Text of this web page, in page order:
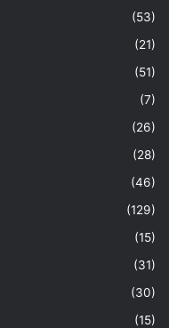
(53)
(21)
(51)
(7)
(26)
(28)
(46)
(129)
(15)
(31)
(30)
(15)